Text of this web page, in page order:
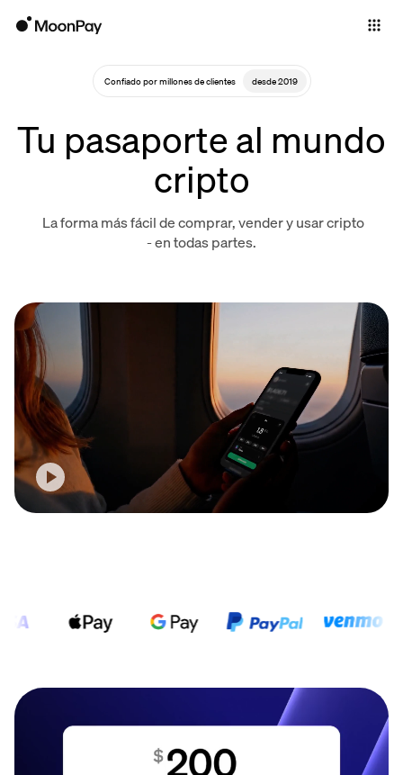
Business
Company
Support
Language
Confiado por millones de clientes desde 2019
Tu pasaporte al mundo
cripto
La forma más fácil de comprar, vender y usar cripto
- en todas partes.